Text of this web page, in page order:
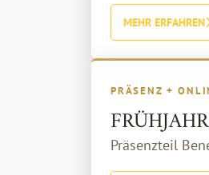
MEHR ERFAHREN
PRÄSENZ +
Präsenzteil